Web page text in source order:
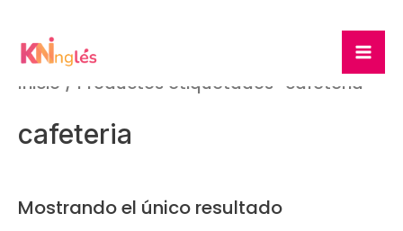
Inicio / Productos etiquetados “cafeteria”
cafeteria
Mostrando el único resultado